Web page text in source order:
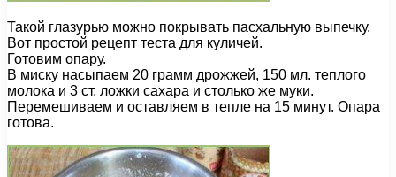
Такой глазурью можно покрывать пасхальную выпечку.
Вот простой рецепт теста для куличей.
Готовим опару.
В миску насыпаем 20 грамм дрожжей, 150 мл. теплого
молока и 3 ст. ложки сахара и столько же муки.
Перемешиваем и оставляем в тепле на 15 минут. Опара
готова.